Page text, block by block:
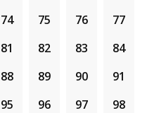
74 75 76
77
81 82 83
84
88 89 90
91
95 96 97
98